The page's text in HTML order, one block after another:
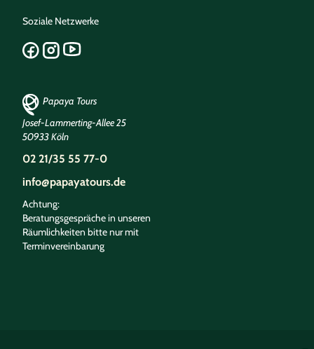
Soziale Netzwerke
Papaya Tours
Josef-Lammerting-Allee 25
50933 Köln
02 21/35 55 77-0
info@papayatours.de
Achtung:
Beratungsgespräche in unseren
Räumlichkeiten bitte nur mit
Terminvereinbarung